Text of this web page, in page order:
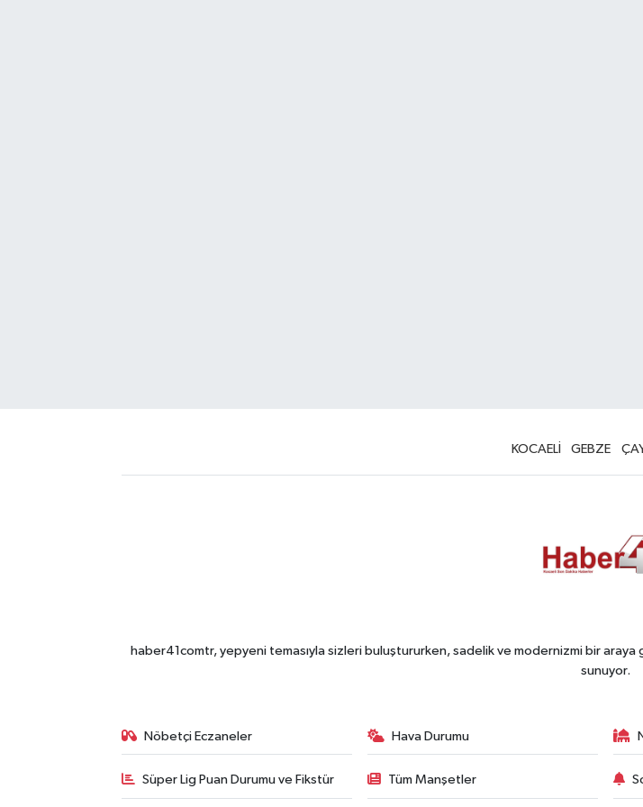
KOCAELİ GEBZE
haber41comtr, yepyeni temasıyla sizleri buluştururken, sadelik ve modernizmi bir
sunuyor.
Nöbetçi Eczaneler Hava Durumu
Süper Lig Puan Durumu ve Fikstür Tüm Manşetler